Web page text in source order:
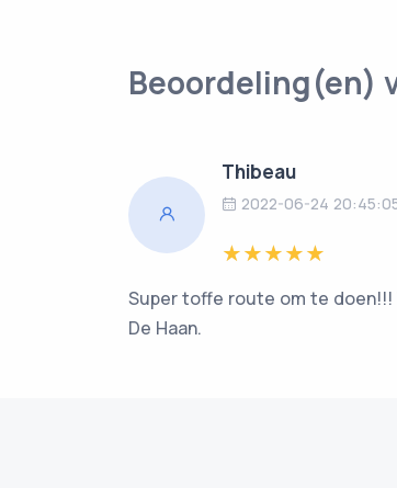
Beoordeling(en)
Thibeau
2022-06-24
Super toffe route om te doen!!!
De Haan.